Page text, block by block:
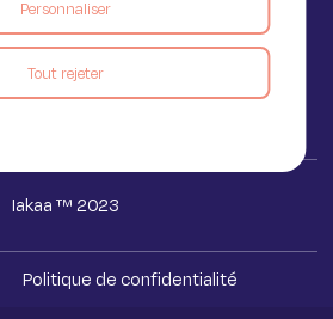
Personnaliser
Tout rejeter
Voir le blog
Iakaa ™ 2023
Politique de confidentialité